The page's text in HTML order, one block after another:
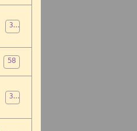
30
58
30